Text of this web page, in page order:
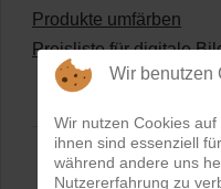
Produkte umfärben
Preisliste für digitale
Wir benutzen
Wir nutzen Cookies
ihnen sind essenziell
während andere uns
Nutzererfahrung zu